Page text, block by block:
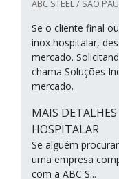
ABC STEEL / SÃO
Se o cliente final
inox hospitalar,
mercado.
chama Soluções
mercado.
MAIS
HOSPITALAR
Se alguém
uma empresa
com a ABC S...